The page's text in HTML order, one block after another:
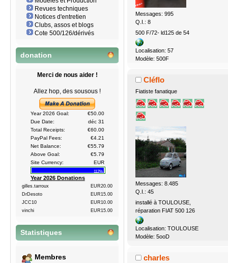
Revues techniques
Notices d'entretien
Clubs, assos et blogs
Cote 500/126/dérivés
donation
Merci de nous aider !
Allez hop, des sousous !
Year 2026 Goal:
€50.00
Due Date:
déc 31
Total Receipts:
€60.00
PayPal Fees:
€4.21
Net Balance:
€55.79
Above Goal:
€5.79
Site Currency:
EUR
112%
Year 2026 Donations
gilles.tarroux
EUR20.00
DrDesoto
EUR15.00
JCC10
EUR10.00
vinchi
EUR15.00
Statistiques
Membres
Messages: 995
Q.I.: 8
500 F/72- ld125 de 54
Localisation: 57
Modèle: 500F
Cléflo
Fiatiste fanatique
Messages: 8.485
Q.I.: 45
installé à TOULOUSE,
réparation FIAT 500 126
Localisation: TOULOUSE
Modèle: 5ooD
charles